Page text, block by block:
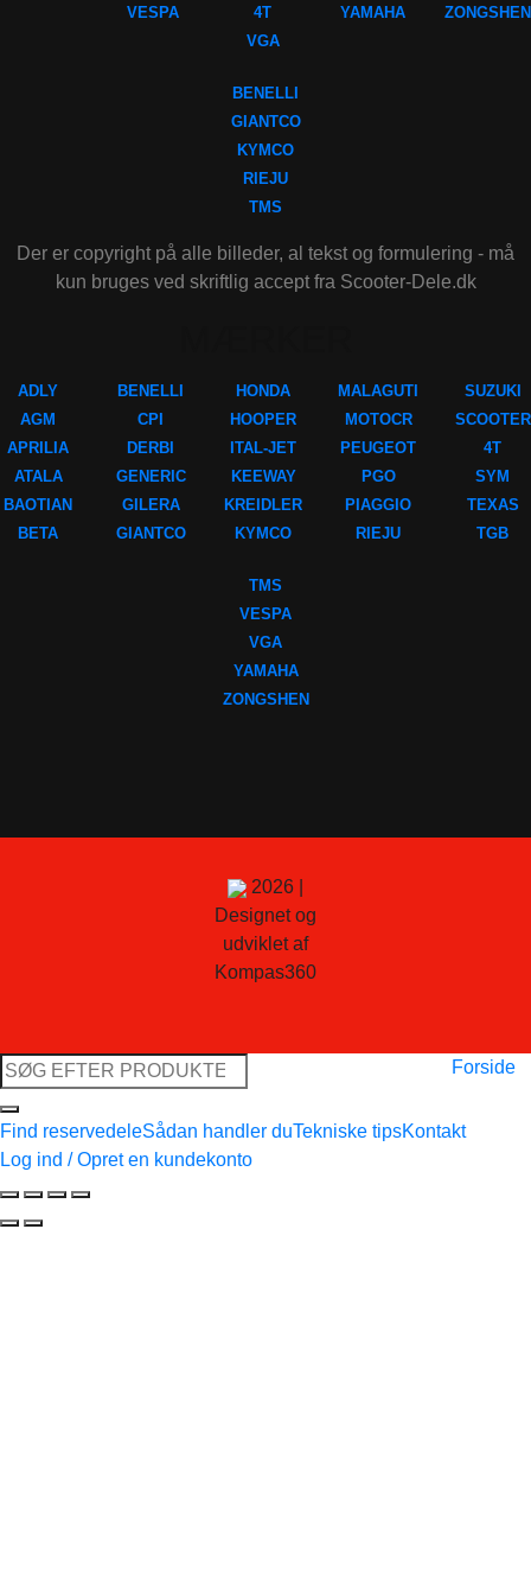
VESPA
4T
VGA
YAMAHA ZONGSHEN
BENELLI
GIANTCO
KYMCO
RIEJU
TMS
Der er copyright på alle billeder, al tekst og formulering - må
kun bruges ved skriftlig accept fra Scooter-Dele.dk
ADLY
AGM
APRILIA
ATALA
BAOTIAN
BETA
BENELLI
CPI
DERBI
GENERIC
GILERA
GIANTCO
HONDA
HOOPER
ITAL-JET
KEEWAY
KREIDLER
KYMCO
MALAGUTI
MOTOCR
PEUGEOT
PGO
PIAGGIO
RIEJU
SUZUKI
SCOOTER
4T
SYM
TEXAS
TGB
TMS
VESPA
VGA
YAMAHA
ZONGSHEN
2026 |
Designet og
udviklet af
Kompas360
Søg
efter:
Forside
Find reservedeleSådan handler duTekniske tipsKontakt
Log ind / Opret en kundekonto